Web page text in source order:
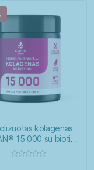
kolagenas
15 000 su biotinu
– arbūzų skonio